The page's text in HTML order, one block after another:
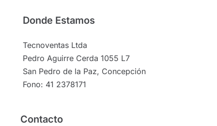
Donde Estamos
Tecnoventas Ltda
Pedro Aguirre Cerda 1055 L7
San Pedro de la Paz, Concepción
Fono: 41 2378171
Contacto